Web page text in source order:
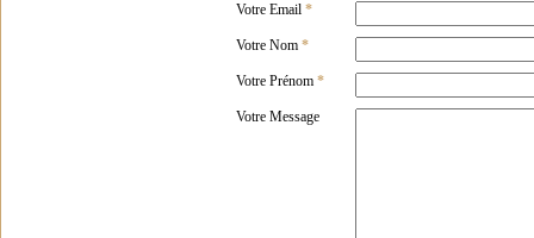
Votre Email *
Votre Nom *
Votre Prénom *
Votre Message